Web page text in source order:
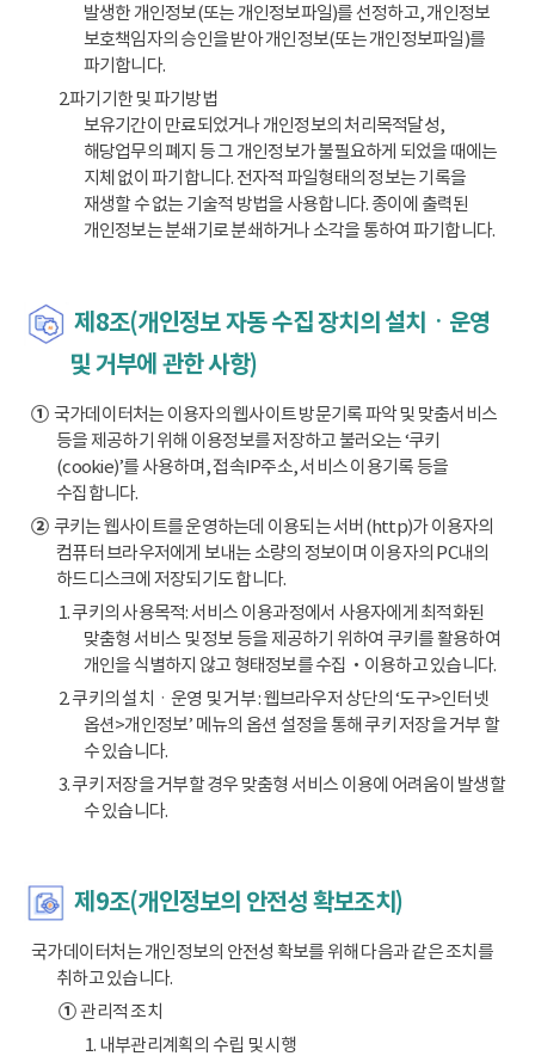
발생한 개인정보(또는 개인정보파일)를 선정하고, 개인정보
보호책임자의 승인을 받아 개인정보(또는 개인정보파일)를
파기합니다.
2.파기기한 및 파기방법
보유기간이 만료되었거나 개인정보의 처리목적달성,
해당업무의 폐지 등 그 개인정보가 불필요하게 되었을 때에는
지체 없이 파기합니다. 전자적 파일형태의 정보는 기록을
재생할 수 없는 기술적 방법을 사용합니다. 종이에 출력된
개인정보는 분쇄기로 분쇄하거나 소각을 통하여 파기합니다.
제8조(개인정보 자동 수집 장치의 설치ㆍ운영
및 거부에 관한 사항)
①국가데이터처는 이용자의 웹사이트 방문기록 파악 및 맞춤서비스
등을 제공하기 위해 이용정보를 저장하고 불러오는 ‘쿠키
(cookie)’를 사용하며, 접속IP주소, 서비스 이용기록 등을
수집합니다.
②쿠키는 웹사이트를 운영하는데 이용되는 서버(http)가 이용자의
컴퓨터 브라우저에게 보내는 소량의 정보이며 이용자의 PC내의
하드디스크에 저장되기도 합니다.
1. 쿠키의 사용목적: 서비스 이용과정에서 사용자에게 최적화된
맞춤형 서비스 및 정보 등을 제공하기 위하여 쿠키를 활용하여
개인을 식별하지 않고 형태정보를 수집‧이용하고 있습니다.
2. 쿠키의 설치ㆍ운영 및 거부 : 웹브라우저 상단의 ‘도구>인터넷
옵션>개인정보’ 메뉴의 옵션 설정을 통해 쿠키 저장을 거부 할
수 있습니다.
3. 쿠키 저장을 거부할 경우 맞춤형 서비스 이용에 어려움이 발생할
수 있습니다.
제9조(개인정보의 안전성 확보조치)
국가데이터처는 개인정보의 안전성 확보를 위해 다음과 같은 조치를
취하고 있습니다.
①관리적 조치
1. 내부관리계획의 수립 및 시행